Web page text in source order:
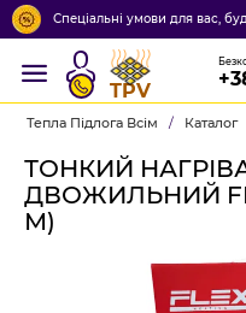
Спеціальні умови для вас,
TPV
Тепла Підлога Всім / Каталог
ТОНКИЙ
ДВОЖИЛЬНИЙ
М)